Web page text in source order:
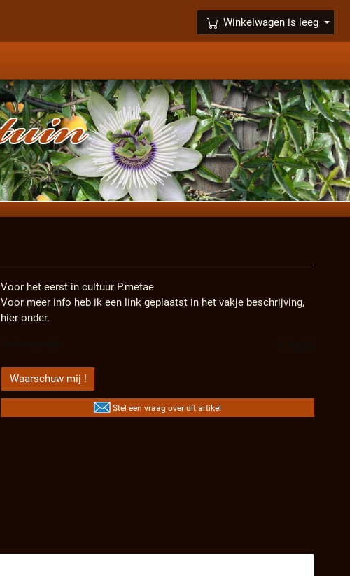
Winkelwagen is leeg
×
Voor het eerst in cultuur P.metae
Voor meer info heb ik een link geplaatst in het vakje beschrijving,
hier onder.
Waarschuw mij !
Stel een vraag over dit artikel